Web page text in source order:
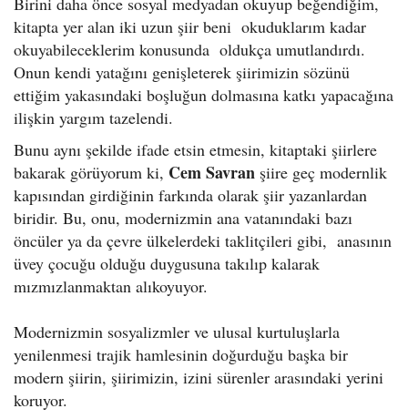
kitapta yer alan iki uzun şiir beni okuduklarım kadar
okuyabileceklerim konusunda oldukça umutlandırdı.
Onun kendi yatağını genişleterek şiirimizin sözünü
ettiğim yakasındaki boşluğun dolmasına katkı yapacağına
ilişkin yargım tazelendi.
Bunu aynı şekilde ifade etsin etmesin, kitaptaki şiirlere
bakarak görüyorum ki, Cem Savran şiire geç modernlik
kapısından girdiğinin farkında olarak şiir yazanlardan
biridir. Bu, onu, modernizmin ana vatanındaki bazı
öncüler ya da çevre ülkelerdeki taklitçileri gibi, anasının
üvey çocuğu olduğu duygusuna takılıp kalarak
mızmızlanmaktan alıkoyuyor.
Modernizmin sosyalizmler ve ulusal kurtuluşlarla
yenilenmesi trajik hamlesinin doğurduğu başka bir
modern şiirin, şiirimizin, izini sürenler arasındaki yerini
koruyor.